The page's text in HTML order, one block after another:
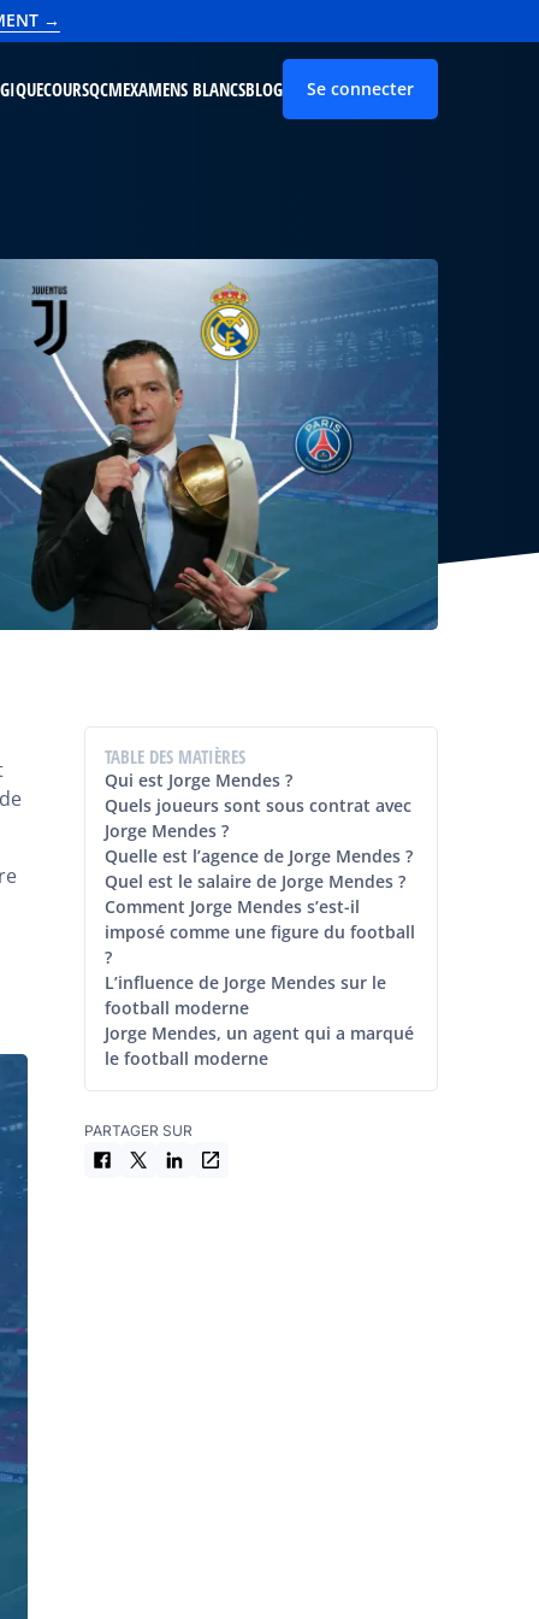
→
COURSQCMEXAMENS BLANCSBLOG Se connecter
TABLE DES MATIÈRES
Qui est Jorge Mendes ?
Quels joueurs sont sous contrat avec
Jorge Mendes ?
Quelle est l’agence de Jorge Mendes ?
Quel est le salaire de Jorge Mendes ?
Comment Jorge Mendes s’est-il
imposé comme une figure du football
?
L’influence de Jorge Mendes sur le
football moderne
Jorge Mendes, un agent qui a marqué
le football moderne
PARTAGER SUR